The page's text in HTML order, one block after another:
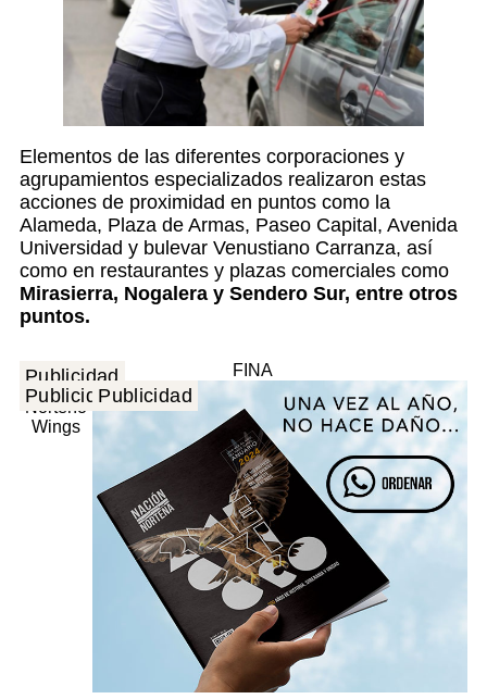
Elementos de las diferentes corporaciones y
agrupamientos especializados realizaron estas
acciones de proximidad en puntos como la
Alameda, Plaza de Armas, Paseo Capital, Avenida
Universidad y bulevar Venustiano Carranza, así
como en restaurantes y plazas comerciales como
Mirasierra, Nogalera y Sendero Sur, entre otros
puntos.
Publicidad
PublicidadPublicidad